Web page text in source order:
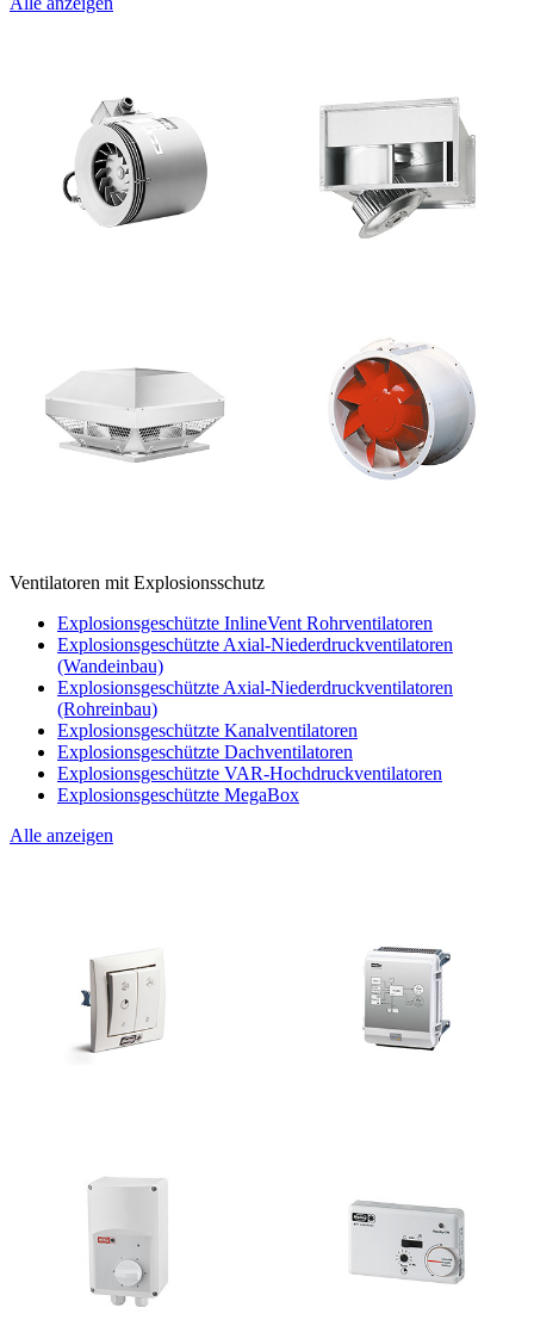
Ventilatoren mit Explosionsschutz
Explosionsgeschützte InlineVent Rohrventilatoren
Explosionsgeschützte Axial-Niederdruckventilatoren
(Wandeinbau)
Explosionsgeschützte Axial-Niederdruckventilatoren
(Rohreinbau)
Explosionsgeschützte Kanalventilatoren
Explosionsgeschützte Dachventilatoren
Explosionsgeschützte VAR-Hochdruckventilatoren
Explosionsgeschützte MegaBox
Alle anzeigen